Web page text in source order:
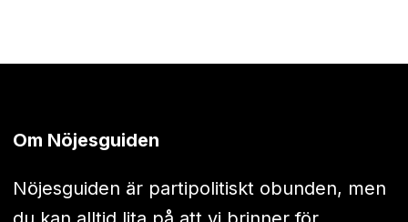
Om Nöjesguiden
Nöjesguiden är partipolitiskt obunden, men